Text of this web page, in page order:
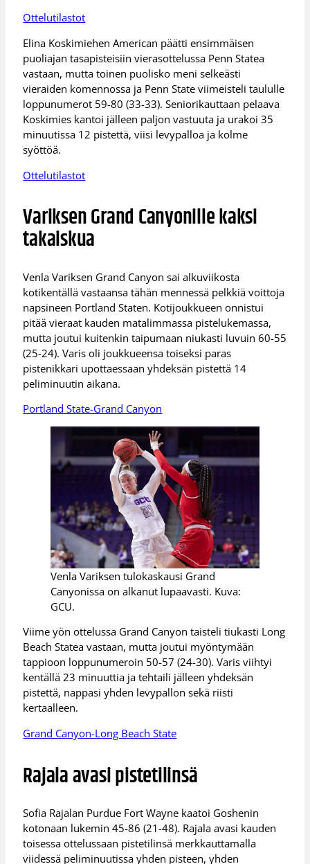
Ottelutilastot
Elina Koskimiehen American päätti ensimmäisen
puoliajan tasapisteisiin vierasottelussa Penn Statea
vastaan, mutta toinen puolisko meni selkeästi
vieraiden komennossa ja Penn State viimeisteli taululle
loppunumerot 59-80 (33-33). Seniorikauttaan pelaava
Koskimies kantoi jälleen paljon vastuuta ja urakoi 35
minuutissa 12 pistettä, viisi levypalloa ja kolme
syöttöä.
Ottelutilastot
Variksen Grand Canyonille kaksi
takaiskua
Venla Variksen Grand Canyon sai alkuviikosta
kotikentällä vastaansa tähän mennessä pelkkiä voittoja
napsineen Portland Staten. Kotijoukkueen onnistui
pitää vieraat kauden matalimmassa pistelukemassa,
mutta joutui kuitenkin taipumaan niukasti luvuin 60-55
(25-24). Varis oli joukkueensa toiseksi paras
pistenikkari upottaessaan yhdeksän pistettä 14
peliminuutin aikana.
Portland State-Grand Canyon
Venla Variksen tulokaskausi Grand
Canyonissa on alkanut lupaavasti. Kuva:
GCU.
Viime yön ottelussa Grand Canyon taisteli tiukasti Long
Beach Statea vastaan, mutta joutui myöntymään
tappioon loppunumeroin 50-57 (24-30). Varis viihtyi
kentällä 23 minuuttia ja tehtaili jälleen yhdeksän
pistettä, nappasi yhden levypallon sekä riisti
kertaalleen.
Grand Canyon-Long Beach State
Rajala avasi pistetilinsä
Sofia Rajalan Purdue Fort Wayne kaatoi Goshenin
kotonaan lukemin 45-86 (21-48). Rajala avasi kauden
toisessa ottelussaan pistetilinsä merkkauttamalla
viidessä peliminuutissa yhden pisteen, yhden